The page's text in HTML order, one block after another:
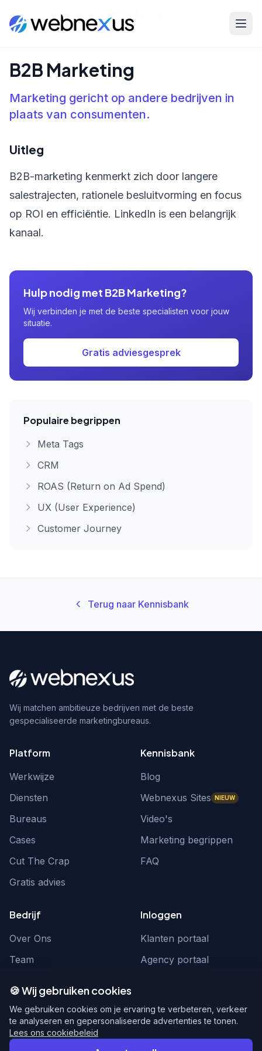
Home Kennisbank B2B Marketing
B2B Marketing
Marketing gericht op andere bedrijven in
plaats van consumenten.
Uitleg
B2B-marketing kenmerkt zich door langere
salestrajecten, rationele besluitvorming en focus
op ROI en efficiëntie. LinkedIn is een belangrijk
kanaal.
Hulp nodig met B2B Marketing?
Wij verbinden je met de beste specialisten voor jouw
situatie.
Gratis adviesgesprek
Populaire begrippen
Meta Tags
CRM
ROAS (Return on Ad Spend)
UX (User Experience)
Customer Journey
Terug naar Kennisbank
Wij matchen ambitieuze bedrijven met de beste
gespecialiseerde marketingbureaus.
Platform
Werkwijze
Diensten
Bureaus
Cases
Cut The Crap
Gratis advies
Kennisbank
Blog
Webnexus Sites NIEUW
Video's
Marketing begrippen
FAQ
Bedrijf
Over Ons
Team
Inloggen
Klanten portaal
Agency portaal
hello@webnexus.nl
085 004 1875
🍪 Wij gebruiken cookies
We gebruiken cookies om je ervaring te verbeteren, verkeer
te analyseren en gepersonaliseerde advertenties te tonen.
Lees ons cookiebeleid